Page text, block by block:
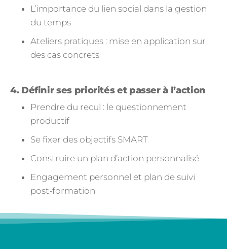
L’importance du lien social dans la gestion
du temps
Ateliers pratiques : mise en application sur
des cas concrets
4. Définir ses priorités et passer à l’action
Prendre du recul : le questionnement
productif
Se fixer des objectifs SMART
Construire un plan d’action personnalisé
Engagement personnel et plan de suivi
post-formation